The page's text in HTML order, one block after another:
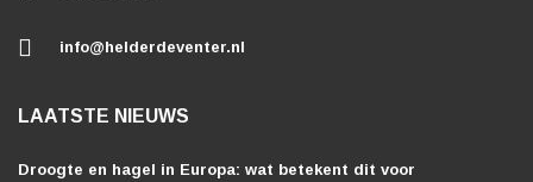
info@helderdeventer.nl
LAATSTE NIEUWS
Droogte en hagel in Europa: wat betekent dit voor